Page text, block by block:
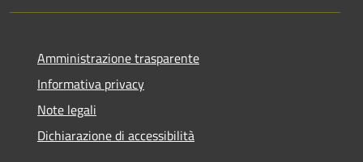
Amministrazione trasparente
Informativa privacy
Note legali
Dichiarazione di accessibilità